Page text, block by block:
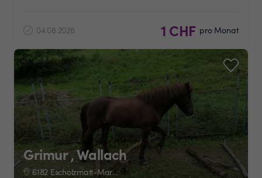
04.08.2026 1 CHF pro Monat
Grimur , Wallach
6182 Escholzmatt-Marbach